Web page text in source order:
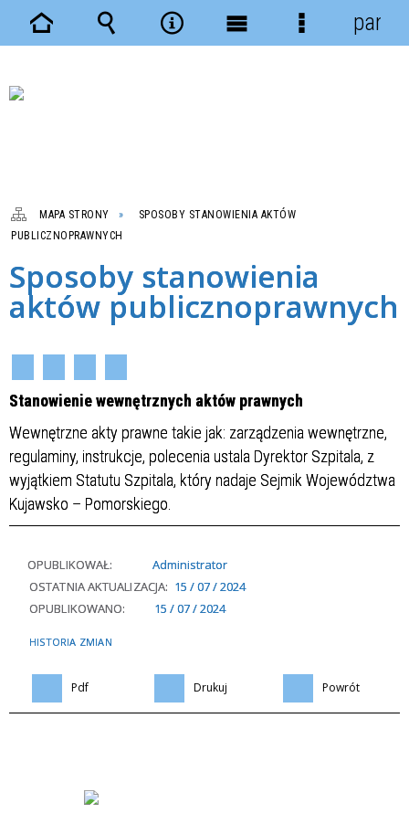
MAPA STRONY
SPOSOBY STANOWIENIA AKTÓW
PUBLICZNOPRAWNYCH
Sposoby stanowienia
aktów publicznoprawnych
Stanowienie wewnętrznych aktów prawnych
Wewnętrzne akty prawne takie jak: zarządzenia wewnętrzne,
regulaminy, instrukcje, polecenia ustala Dyrektor Szpitala, z
wyjątkiem Statutu Szpitala, który nadaje Sejmik Województwa
Kujawsko – Pomorskiego.
OPUBLIKOWAŁ:
Administrator
OSTATNIA AKTUALIZACJA: 15 / 07 / 2024
OPUBLIKOWANO:
15 / 07 / 2024
HISTORIA ZMIAN
Pdf Drukuj Powrót
Strona Wyszukiwarka
NarzędziaMenu
Menu
panel